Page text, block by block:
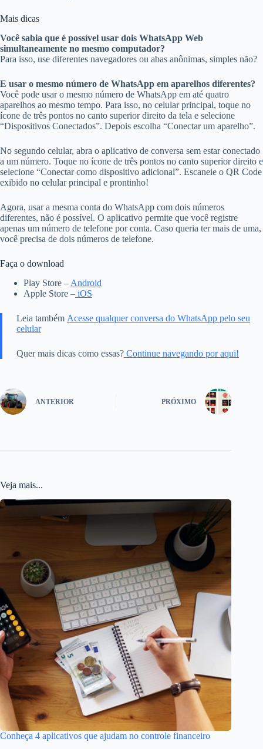
Mais dicas
Você sabia que é possível usar dois WhatsApp Web
simultaneamente no mesmo computador?
Para isso, use diferentes navegadores ou abas anônimas, simples não?
E usar o mesmo número de WhatsApp em aparelhos diferentes?
Você pode usar o mesmo número de WhatsApp em até quatro
aparelhos ao mesmo tempo. Para isso, no celular principal, toque no
ícone de três pontos no canto superior direito da tela e selecione
“Dispositivos Conectados”. Depois escolha “Conectar um aparelho”.
No segundo celular, abra o aplicativo de conversa sem estar conectado
a um número. Toque no ícone de três pontos no canto superior direito e
selecione “Conectar como dispositivo adicional”. Escaneie o QR Code
exibido no celular principal e prontinho!
Agora, usar a mesma conta do WhatsApp com dois números
diferentes, não é possível. O aplicativo permite que você registre
apenas um número de telefone por conta. Caso queria ter mais de uma,
você precisa de dois números de telefone.
Faça o download
Play Store – Android
Apple Store – iOS
Leia também Acesse qualquer conversa do WhatsApp pelo seu
celular
Quer mais dicas como essas? Continue navegando por aqui!
ANTERIOR PRÓXIMO
Veja mais...
Conheça 4 aplicativos que ajudam no controle financeiro